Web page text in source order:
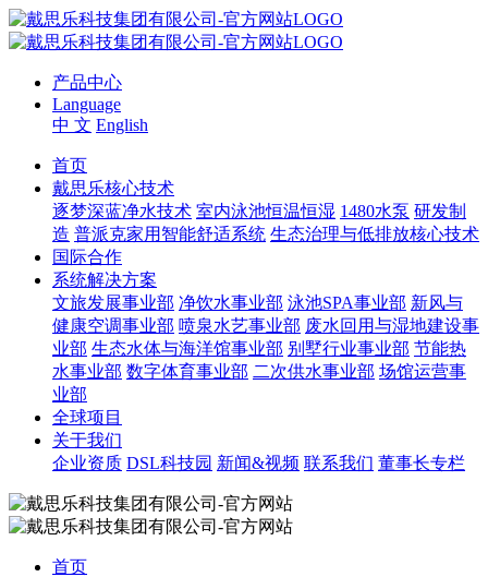
产品中心
Language
中 文 English
首页
戴思乐核心技术
逐梦深蓝净水技术 室内泳池恒温恒湿 1480水泵 研发制
造 普派克家用智能舒适系统 生态治理与低排放核心技术
国际合作
系统解决方案
文旅发展事业部 净饮水事业部 泳池SPA事业部 新风与
健康空调事业部 喷泉水艺事业部 废水回用与湿地建设事
业部 生态水体与海洋馆事业部 别墅行业事业部 节能热
水事业部 数字体育事业部 二次供水事业部 场馆运营事
业部
全球项目
关于我们
企业资质 DSL科技园 新闻&视频 联系我们 董事长专栏
首页